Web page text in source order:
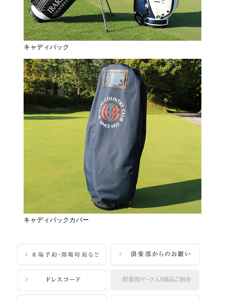
キャディバック
キャディバックカバー